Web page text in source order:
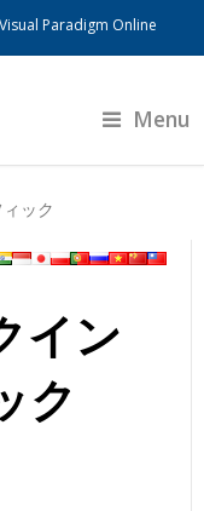
Visual Paradigm Online
Menu
ック
イン
ク